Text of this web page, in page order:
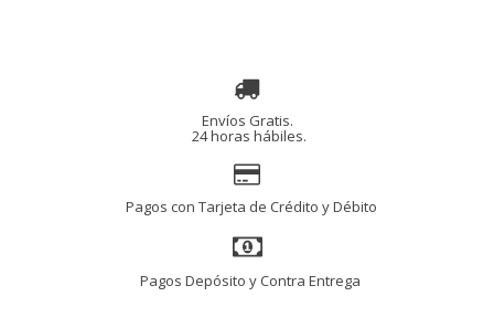
Envíos Gratis.
24 horas hábiles.
Pagos con Tarjeta de Crédito y Débito
Pagos Depósito y Contra Entrega